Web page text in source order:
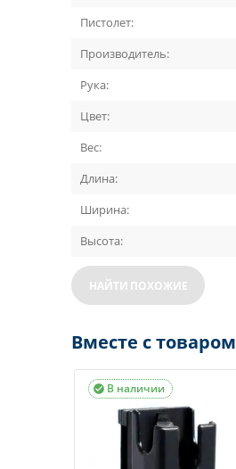
Пистолет:
Производитель:
Рука:
Цвет:
Вес:
Длина:
Ширина:
Высота:
НАЙТИ ПОХОЖИЕ
Вместе с товаром
В наличии
